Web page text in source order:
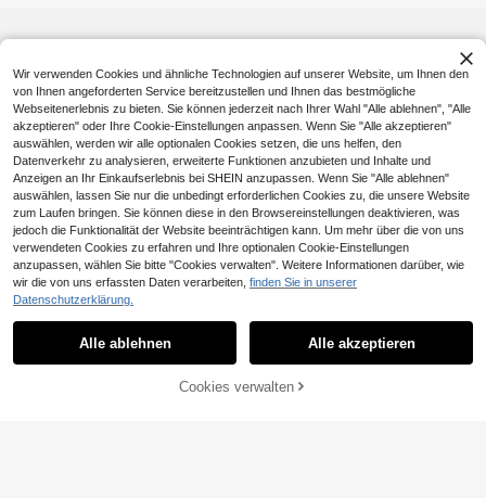
ZUM WARENKORB HINZUFÜGEN
Wir verwenden Cookies und ähnliche Technologien auf unserer Website, um Ihnen den
von Ihnen angeforderten Service bereitzustellen und Ihnen das bestmögliche
Webseitenerlebnis zu bieten. Sie können jederzeit nach Ihrer Wahl "Alle ablehnen", "Alle
akzeptieren" oder Ihre Cookie-Einstellungen anpassen. Wenn Sie "Alle akzeptieren"
auswählen, werden wir alle optionalen Cookies setzen, die uns helfen, den
Datenverkehr zu analysieren, erweiterte Funktionen anzubieten und Inhalte und
Anzeigen an Ihr Einkaufserlebnis bei SHEIN anzupassen. Wenn Sie "Alle ablehnen"
auswählen, lassen Sie nur die unbedingt erforderlichen Cookies zu, die unsere Website
zum Laufen bringen. Sie können diese in den Browsereinstellungen deaktivieren, was
jedoch die Funktionalität der Website beeinträchtigen kann. Um mehr über die von uns
verwendeten Cookies zu erfahren und Ihre optionalen Cookie-Einstellungen
anzupassen, wählen Sie bitte "Cookies verwalten". Weitere Informationen darüber, wie
wir die von uns erfassten Daten verarbeiten, finden Sie in unserer
Datenschutzerklärung.
Alle ablehnen Alle akzeptieren
Cookies verwalten